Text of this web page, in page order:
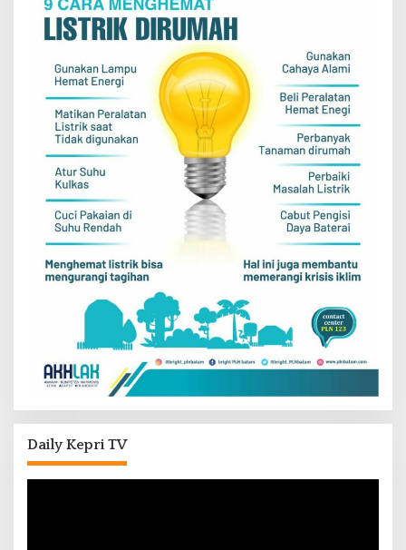
Daily Kepri TV